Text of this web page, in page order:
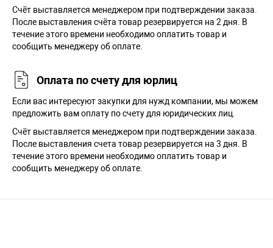
Cчёт выставляется менеджером при подтверждении заказа.
После выставления счёта товар резервируется на 2 дня. В
течение этого времени необходимо оплатить товар и
сообщить менеджеру об оплате.
Оплата по счету для юрлиц
Если вас интересуют закупки для нужд компании, мы можем
предложить вам оплату по счету для юридических лиц.
Счёт выставляется менеджером при подтверждении заказа.
После выставления счета товар резервируется на 3 дня. В
течение этого времени необходимо оплатить товар и
сообщить менеджеру об оплате.